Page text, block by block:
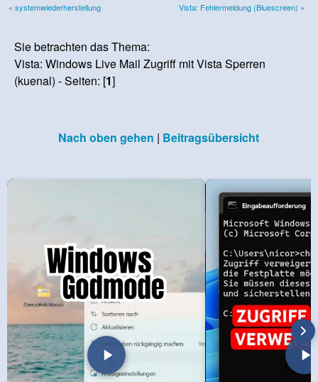
« systemwiederherstellung Vista: Fehlermeldung (Bluescreen) »
Sie betrachten das Thema:
Vista: Windows Live Mail Zugriff mit Vista Sperren
(kuenal) - Seiten: [1]
Nach oben gehen | Beitragsübersicht